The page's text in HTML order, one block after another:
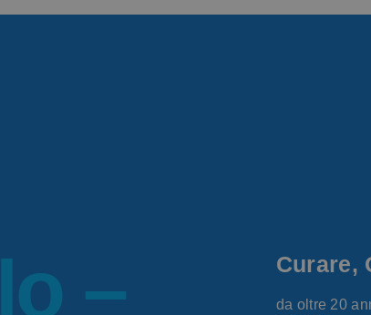
–
Curare,
da oltre 20